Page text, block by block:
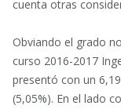
cuenta otras
Obviando el grado
curso 2016-2017
presentó con un
(5,05%). En el lado